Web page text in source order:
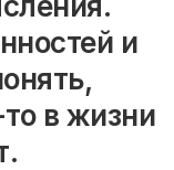
и
в жизни